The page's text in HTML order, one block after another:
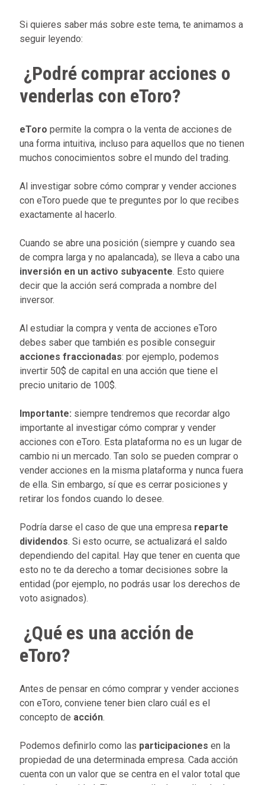
Si quieres saber más sobre este tema, te animamos a
seguir leyendo:
¿Podré comprar acciones o
venderlas con eToro?
eToro permite la compra o la venta de acciones de
una forma intuitiva, incluso para aquellos que no tienen
muchos conocimientos sobre el mundo del trading.
Al investigar sobre cómo comprar y vender acciones
con eToro puede que te preguntes por lo que recibes
exactamente al hacerlo.
Cuando se abre una posición (siempre y cuando sea
de compra larga y no apalancada), se lleva a cabo una
inversión en un activo subyacente. Esto quiere
decir que la acción será comprada a nombre del
inversor.
Al estudiar la compra y venta de acciones eToro
debes saber que también es posible conseguir
acciones fraccionadas: por ejemplo, podemos
invertir 50$ de capital en una acción que tiene el
precio unitario de 100$.
Importante: siempre tendremos que recordar algo
importante al investigar cómo comprar y vender
acciones con eToro. Esta plataforma no es un lugar de
cambio ni un mercado. Tan solo se pueden comprar o
vender acciones en la misma plataforma y nunca fuera
de ella. Sin embargo, sí que es cerrar posiciones y
retirar los fondos cuando lo desee.
Podría darse el caso de que una empresa reparte
dividendos. Si esto ocurre, se actualizará el saldo
dependiendo del capital. Hay que tener en cuenta que
esto no te da derecho a tomar decisiones sobre la
entidad (por ejemplo, no podrás usar los derechos de
voto asignados).
¿Qué es una acción de
eToro?
Antes de pensar en cómo comprar y vender acciones
con eToro, conviene tener bien claro cuál es el
concepto de acción.
Podemos definirlo como las participaciones en la
propiedad de una determinada empresa. Cada acción
cuenta con un valor que se centra en el valor total que